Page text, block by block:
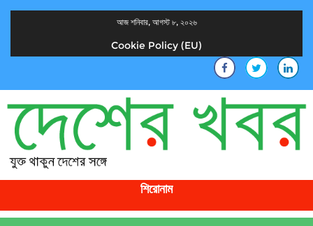
আজ শনিবার, আগস্ট ৮, ২০২৬
Cookie Policy (EU)
শিরোনাম